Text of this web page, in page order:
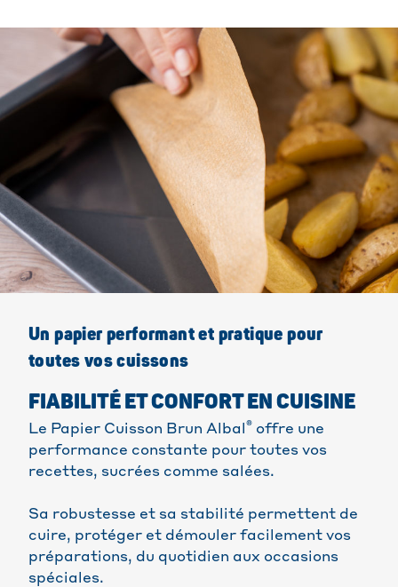
Un papier performant et pratique pour
toutes vos cuissons
FIABILITÉ ET CONFORT EN CUISINE
Le Papier Cuisson Brun Albal ® offre une
performance constante pour toutes vos
recettes, sucrées comme salées.
Sa robustesse et sa stabilité permettent de
cuire, protéger et démouler facilement vos
préparations, du quotidien aux occasions
spéciales.